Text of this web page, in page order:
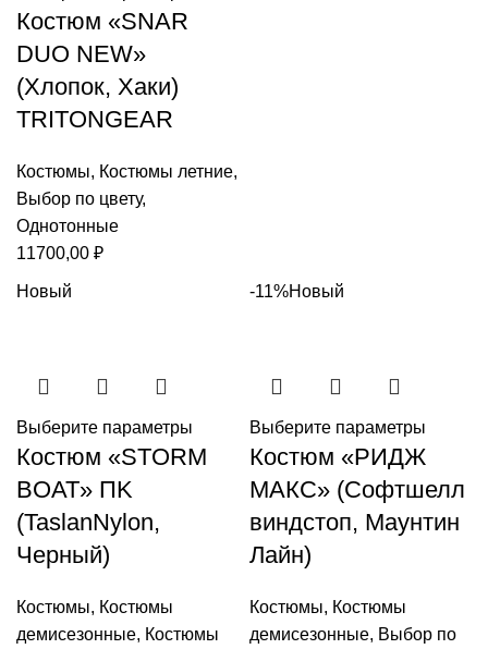
Костюм «SNAR
DUO NEW»
(Хлопок, Хаки)
TRITONGEAR
Костюмы, Костюмы летние,
Выбор по цвету,
Однотонные
11700,00 ₽
Новый
Выберите параметры
Костюм «STORM
BOAT» ПK
(TaslanNylon,
Черный)
Костюмы, Костюмы
демисезонные, Костюмы
-11%Новый
Выберите параметры
Костюм «РИДЖ
МАКС» (Софтшелл
виндстоп, Маунтин
Лайн)
Костюмы, Костюмы
демисезонные, Выбор по